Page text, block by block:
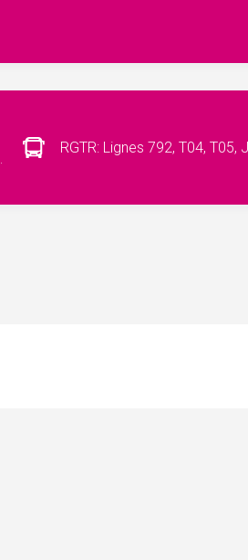
RGTR: Lignes 792, T04,